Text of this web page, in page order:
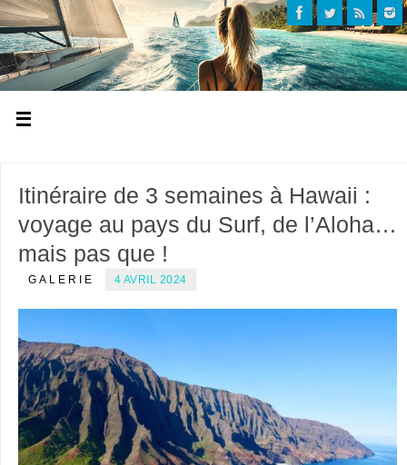
Itinéraire de 3 semaines à Hawaii :
voyage au pays du Surf, de l’Aloha…
mais pas que !
GALERIE 4 AVRIL 2024